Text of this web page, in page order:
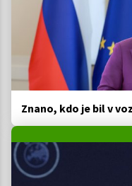
Znano, kdo je bil v